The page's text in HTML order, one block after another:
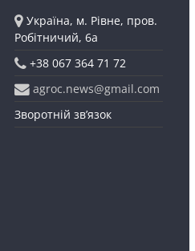
Україна, м. Рівне, пров.
Робітничий, 6а
+38 067 364 71 72
agroc.news@gmail.com
Зворотній зв’язок